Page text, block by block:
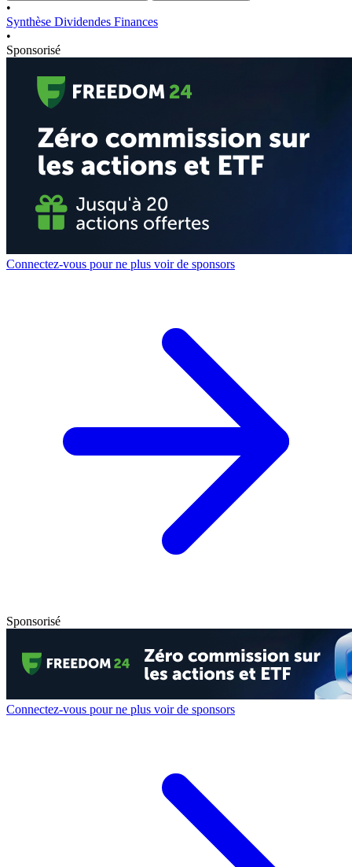
•
Synthèse Dividendes Finances
•
Sponsorisé
Connectez-vous pour ne plus voir de sponsors
Sponsorisé
Connectez-vous pour ne plus voir de sponsors